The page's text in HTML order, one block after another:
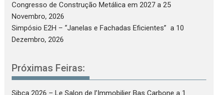
Congresso de Construção Metálica em 2027 a 25
Novembro, 2026
Simpósio E2H – “Janelas e Fachadas Eficientes” a 10
Dezembro, 2026
Próximas Feiras:
Sibca 2026 – Le Salon de l’Immobilier Bas Carbone a 1